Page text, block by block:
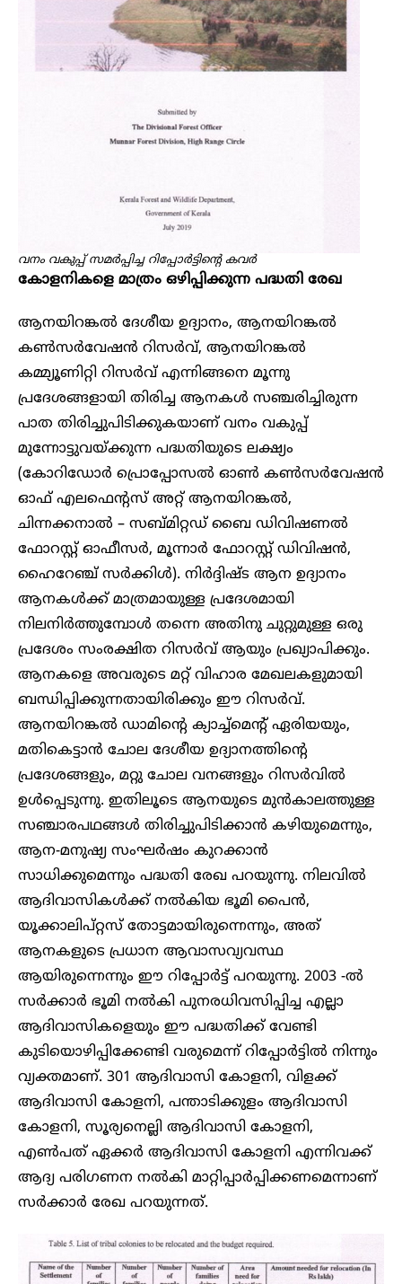
വനം വകുപ്പ് ‌സമർപ്പിച്ച റിപ്പോർട്ടിന്റെ കവർ
കോളനികളെ മാത്രം ഒഴിപ്പിക്കുന്ന പദ്ധതി രേഖ
ആനയിറങ്കൽ ദേശീയ ഉദ്യാനം, ആനയിറങ്കൽ
കൺസർവേഷൻ റിസർവ്, ആനയിറങ്കൽ
കമ്മ്യൂണിറ്റി റിസർവ് എന്നിങ്ങനെ മൂന്നു
പ്രദേശങ്ങളായി തിരിച്ച ആനകൾ സഞ്ചരിച്ചിരുന്ന
പാത തിരിച്ചുപിടിക്കുകയാണ് വനം വകുപ്പ്
മുന്നോട്ടുവയ്ക്കുന്ന പദ്ധതിയുടെ ലക്ഷ്യം
(കോറിഡോർ പ്രൊപ്പോസൽ ഓൺ കൺസർവേഷൻ
ഓഫ് എലഫെന്റസ് അറ്റ് ആനയിറങ്കൽ,
ചിന്നക്കനാൽ – സബ്മിറ്റഡ് ബൈ ഡിവിഷണൽ
ഫോറസ്റ്റ് ഓഫീസർ, മൂന്നാർ ഫോറസ്റ്റ് ഡിവിഷൻ,
ഹൈറേഞ്ച് സർക്കിൾ). നിർദ്ദിഷ്ട ആന ഉദ്യാനം
ആനകൾക്ക് മാത്രമായുള്ള പ്രദേശമായി
നിലനിർത്തുമ്പോൾ തന്നെ അതിനു ചുറ്റുമുള്ള ഒരു
പ്രദേശം സംരക്ഷിത റിസർവ് ആയും പ്രഖ്യാപിക്കും.
ആനകളെ അവരുടെ മറ്റ് വിഹാര മേഖലകളുമായി
ബന്ധിപ്പിക്കുന്നതായിരിക്കും ഈ റിസർവ്.
ആനയിറങ്കൽ ഡാമിന്റെ ക്യാച്ച്മെന്റ് ഏരിയയും,
മതികെട്ടാൻ ചോല ദേശീയ ഉദ്യാനത്തിന്റെ
പ്രദേശങ്ങളും, മറ്റു ചോല വനങ്ങളും റിസർവിൽ
ഉൾപ്പെടുന്നു. ഇതിലൂടെ ആനയുടെ മുൻകാലത്തുള്ള
സഞ്ചാരപഥങ്ങൾ തിരിച്ചുപിടിക്കാൻ കഴിയുമെന്നും,
ആന-മനുഷ്യ സംഘർഷം കുറക്കാൻ
സാധിക്കുമെന്നും പദ്ധതി രേഖ പറയുന്നു. നിലവിൽ
ആദിവാസികൾക്ക് നൽകിയ ഭൂമി പൈൻ,
യൂക്കാലിപ്റ്റസ് തോട്ടമായിരുന്നെന്നും, അത്
ആനകളുടെ പ്രധാന ആവാസവ്യവസ്ഥ
ആയിരുന്നെന്നും ഈ റിപ്പോർട്ട് പറയുന്നു. 2003 -ൽ
സർക്കാർ ഭൂമി നൽകി പുനരധിവസിപ്പിച്ച എല്ലാ
ആദിവാസികളെയും ഈ പദ്ധതിക്ക് വേണ്ടി
കുടിയൊഴിപ്പിക്കേണ്ടി വരുമെന്ന് റിപ്പോർട്ടിൽ നിന്നും
വ്യക്തമാണ്. 301 ആദിവാസി കോളനി, വിളക്ക്
ആദിവാസി കോളനി, പന്താടിക്കുളം ആദിവാസി
കോളനി, സൂര്യനെല്ലി ആദിവാസി കോളനി,
എൺപത് ഏക്കർ ആദിവാസി കോളനി എന്നിവക്ക്
ആദ്യ പരിഗണന നൽകി മാറ്റിപ്പാർപ്പിക്കണമെന്നാണ്
സർക്കാർ രേഖ പറയുന്നത്.